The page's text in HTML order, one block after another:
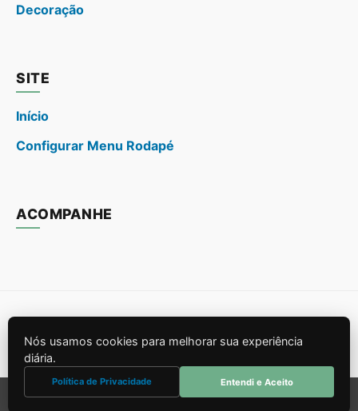
Decoração
SITE
Início
Configurar Menu Rodapé
ACOMPANHE
Construído para SEO e Performance.
Sair da versão mobile
Nós usamos cookies para melhorar sua experiência
diária.
Política de Privacidade Entendi e Aceito